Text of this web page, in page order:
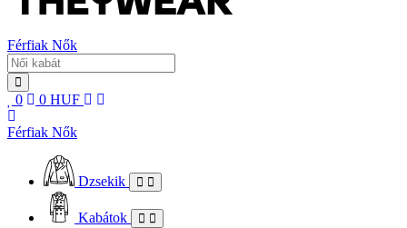
Férfiak Nők
0 0 HUF
Férfiak Nők
Dzsekik
Kabátok